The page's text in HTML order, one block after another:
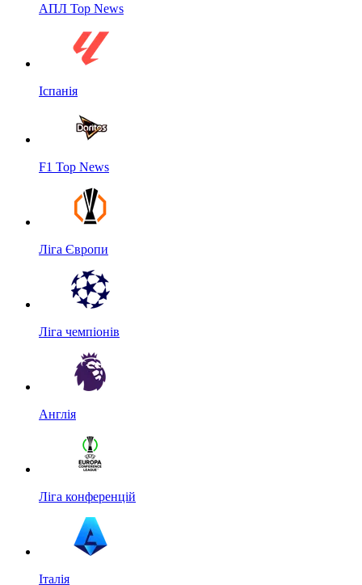
АПЛ Top News
Іспанія
F1 Top News
Ліга Європи
Ліга чемпіонів
Англія
Ліга конференцій
Італія